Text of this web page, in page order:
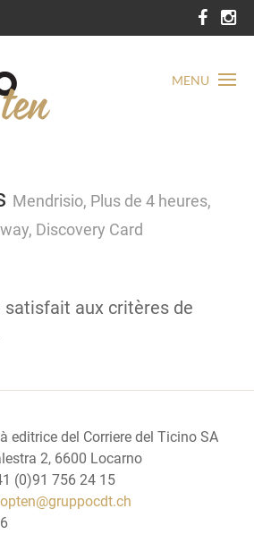
MENU
Mendrisio, Plus de 4 heures,
Discovery Card
aux critères de
editrice del Corriere del Ticino SA
2, 6600 Locarno
(0)91 756 24 15